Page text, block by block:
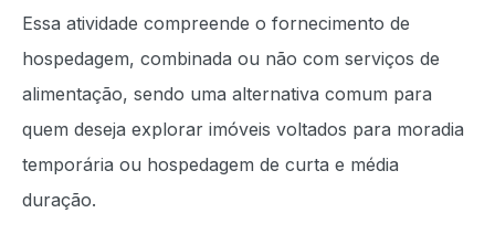
Essa atividade compreende o fornecimento de
hospedagem, combinada ou não com serviços de
alimentação, sendo uma alternativa comum para
quem deseja explorar imóveis voltados para moradia
temporária ou hospedagem de curta e média
duração.